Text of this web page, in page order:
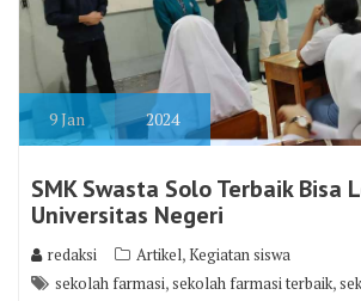
9Jan 2024
SMK Swasta Solo Terbaik Bisa
Universitas Negeri
redaksi Artikel,Kegiatan siswa
sekolah farmasi,sekolah farmasi terbaik,